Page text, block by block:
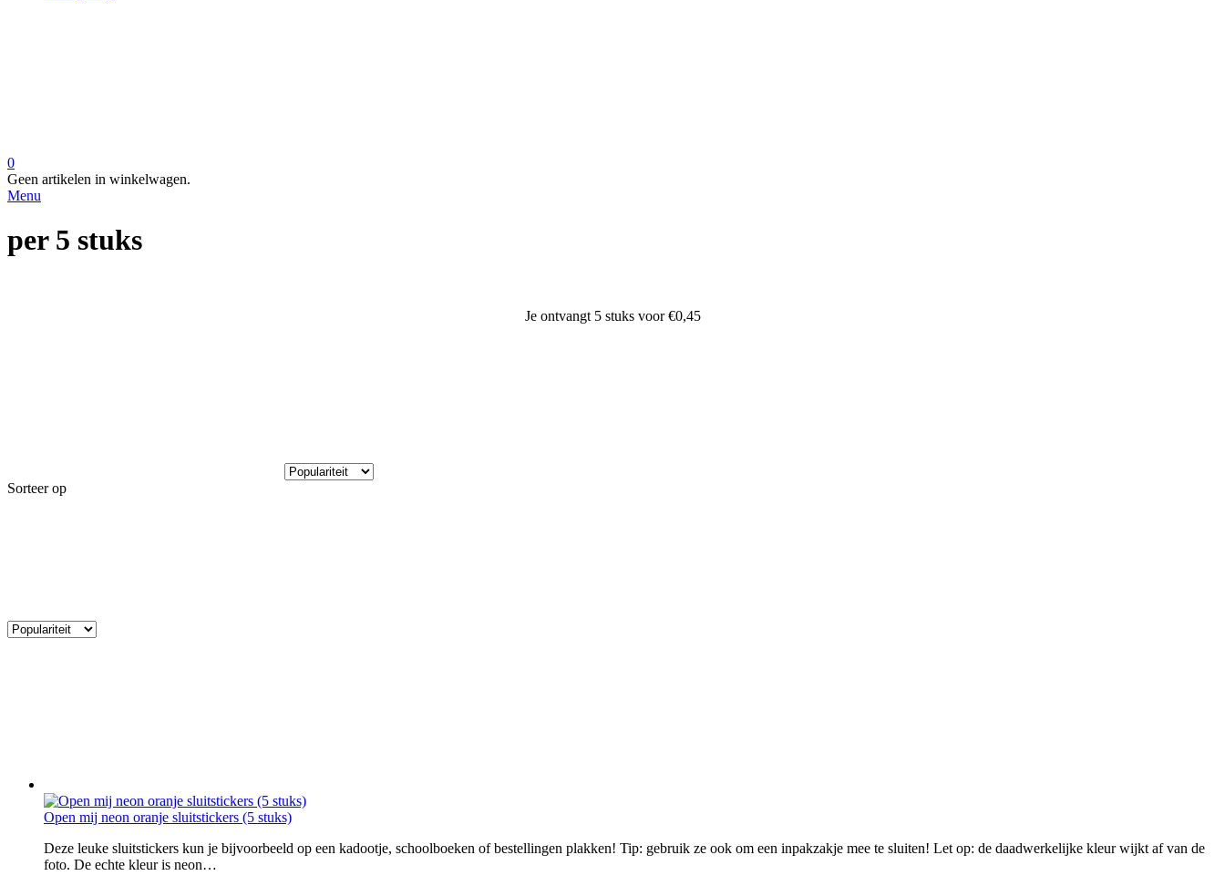
0
Geen artikelen in winkelwagen.
Menu
per 5 stuks
Je ontvangt 5 stuks voor €0,45
Sorteer op
Open mij neon oranje sluitstickers (5 stuks)
Deze leuke sluitstickers kun je bijvoorbeeld op een kadootje, schoolboeken of bestellingen plakken! Tip: gebruik ze ook om een inpakzakje mee te sluiten! Let op: de daadwerkelijke kleur wijkt af van de
foto. De echte kleur is neon…